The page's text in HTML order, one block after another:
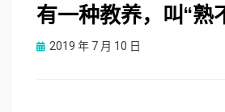
有一种教养，叫“熟
Posted
2019 年 7 月 10 日